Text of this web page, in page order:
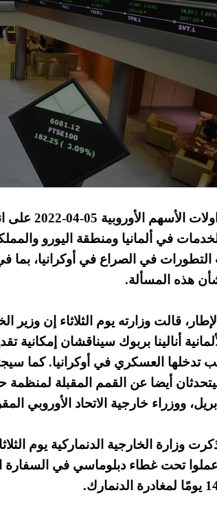
افتتحت
في ألمانيا ومنطقة اليورو
التطورات في الصراع في أوكرانيا، بما
هذه المسألة.
قالت وزارته يوم الثلاثاء إن وزير
أنالينا بربوك سيناقشان
تدخلها العسكري في أوكرانيا. كما
أيضا عن القمم المقبلة
تحت غطاء دبلوماسي في